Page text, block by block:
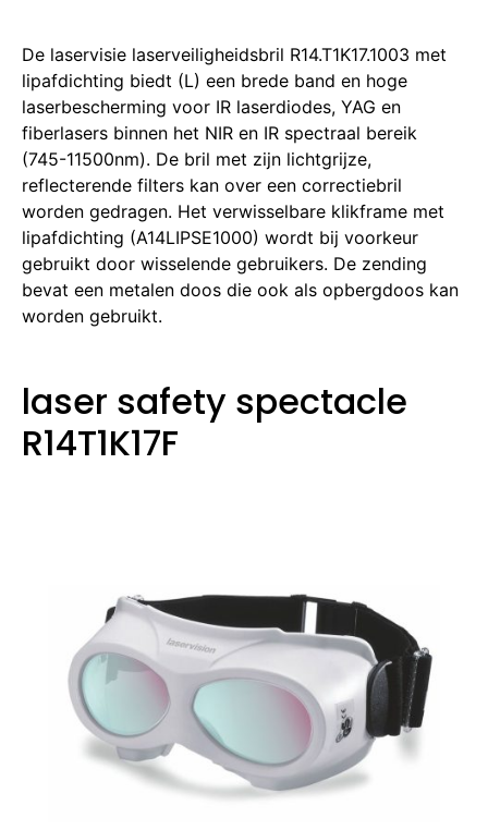
De laservisie laserveiligheidsbril R14.T1K17.1003 met
lipafdichting biedt (L) een brede band en hoge
laserbescherming voor IR laserdiodes, YAG en
fiberlasers binnen het NIR en IR spectraal bereik
(745-11500nm). De bril met zijn lichtgrijze,
reflecterende filters kan over een correctiebril
worden gedragen. Het verwisselbare klikframe met
lipafdichting (A14LIPSE1000) wordt bij voorkeur
gebruikt door wisselende gebruikers. De zending
bevat een metalen doos die ook als opbergdoos kan
worden gebruikt.
laser safety spectacle
R14T1K17F